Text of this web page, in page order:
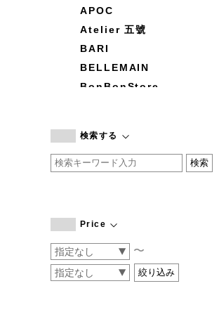
APOC
Atelier 五號
BARI
BELLEMAIN
BonBonStore
by basics
CATWORTH
COGTHEBIGSMOKE
CONVERSE
DEAN & DELUCA
検索する
Price
〜